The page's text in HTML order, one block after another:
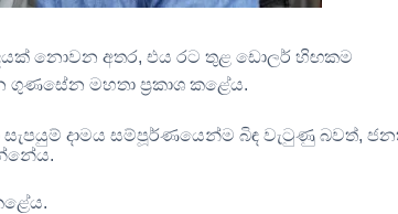
නොවන අතර,එය රට තුළ ඩොලර් හිඟකම
ගුණසේන මහතා ප්‍රකාශ කළේය.
දාමය සම්පූර්ණයෙන්ම බිඳ වැටුණු බවත්,
.
.